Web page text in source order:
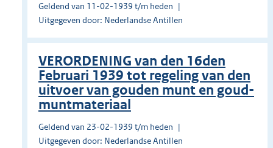
Geldend van 11-02-1939 t/m heden
Uitgegeven door: Nederlandse Antillen
VERORDENING van den 16den
Februari 1939 tot regeling van den
uitvoer van gouden munt en goud-
muntmateriaal
Geldend van 23-02-1939 t/m heden
Uitgegeven door: Nederlandse Antillen